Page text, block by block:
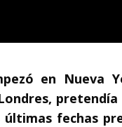
en Nueva
pretendía
fechas